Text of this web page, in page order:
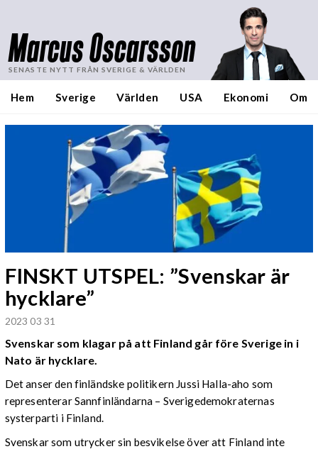
Marcus Oscarsson
SENASTE NYTT FRÅN SVERIGE & VÄRLDEN
Hem Sverige Världen USA Ekonomi Om
FINSKT UTSPEL: ”Svenskar är
hycklare”
2023 03 31
Svenskar som klagar på att Finland går före Sverige in i
Nato är hycklare.
Det anser den finländske politikern Jussi Halla-aho som
representerar Sannfinländarna – Sverigedemokraternas
systerparti i Finland.
Svenskar som utrycker sin besvikelse över att Finland inte